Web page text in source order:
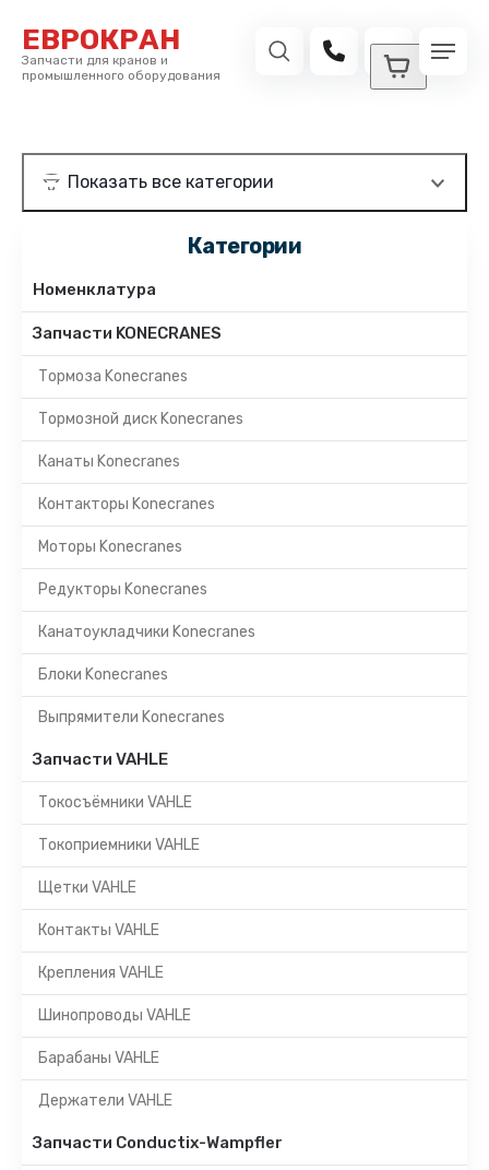
ЕВРОКРАН
Запчасти для кранов и
промышленного оборудования
Категории
Номенклатура
Запчасти KONECRANES
Тормоза Konecranes
Тормозной диск Konecranes
Канаты Konecranes
Контакторы Konecranes
Моторы Konecranes
Редукторы Konecranes
Канатоукладчики Konecranes
Блоки Konecranes
Выпрямители Konecranes
Запчасти VAHLE
Токосъёмники VAHLE
Токоприемники VAHLE
Щетки VAHLE
Контакты VAHLE
Крепления VAHLE
Шинопроводы VAHLE
Барабаны VAHLE
Держатели VAHLE
Запчасти Conductix-Wampfler